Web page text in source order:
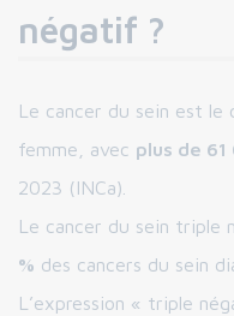
négatif ?
Le cancer du sein est le
femme, avec plus de
2023 (INCa).
Le cancer du sein triple
% des cancers du sein
L’expression « triple